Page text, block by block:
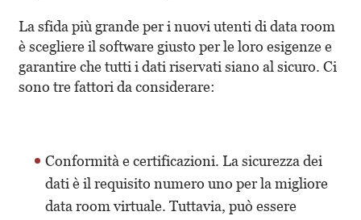
La sfida più grande per i nuovi utenti di data room
è scegliere il software giusto per le loro esigenze e
garantire che tutti i dati riservati siano al sicuro. Ci
sono tre fattori da considerare:
Conformità e certificazioni. La sicurezza dei
dati è il requisito numero uno per la migliore
data room virtuale. Tuttavia, può essere